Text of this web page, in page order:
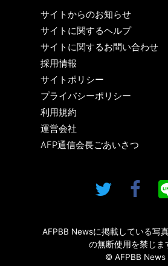
サイトからのお知らせ
サイトに関するヘルプ
サイトに関するお問い合わせ
採用情報
サイトポリシー
プライバシーポリシー
利用規約
運営会社
AFP通信会長ごあいさつ
AFPBB Newsに掲載している写
の無断使用を禁じま
© AFPBB News